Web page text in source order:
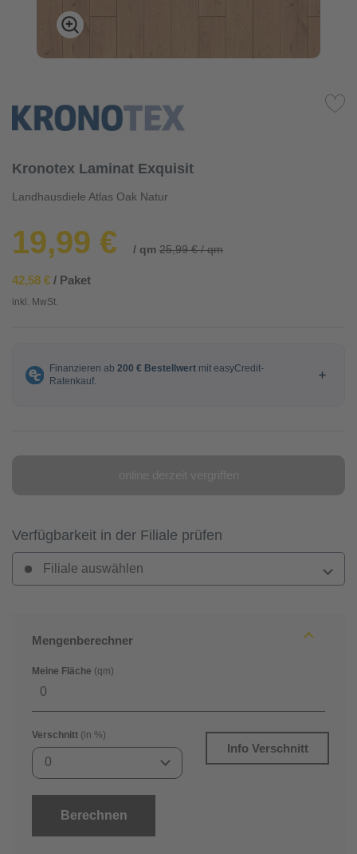
Kronotex Laminat Exquisit
Landhausdiele Atlas Oak Natur
19,99 € / qm 25,99 € / qm
42,58 € / Paket
inkl. MwSt.
Verfügbarkeit in der Filiale prüfen
Filiale auswählen
Mengenberechner
Meine Fläche (qm)
Verschnitt (in %)
0
Info Verschnitt
Berechnen